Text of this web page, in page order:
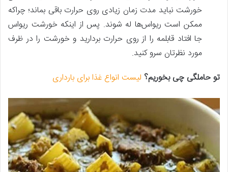
خورشت نباید مدت زمان زیادی روی حرارت باقی بماند؛ چراکه
ممکن است ریواس‌ها له شوند. پس‌ از اینکه خورشت ریواس
جا افتاد قابلمه را از روی حرارت بردارید و خورشت را در ظرف
مورد نظرتان سرو کنید.
تو حاملگی چی بخوریم؟ لیست انواع غذا برای بارداری